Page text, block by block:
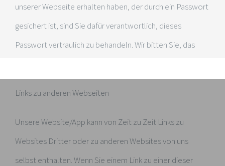
unserer Webseite erhalten haben, der durch ein Passwort
gesichert ist, sind Sie dafür verantwortlich, dieses
Passwort vertraulich zu behandeln. Wir bitten Sie, das
Links zu anderen Webseiten
Unsere Website/App kann von Zeit zu Zeit Links zu
Websites Dritter oder zu anderen Websites von uns
selbst enthalten. Wenn Sie einem Link zu einer dieser
Dies schließt sich in 28Sekunden